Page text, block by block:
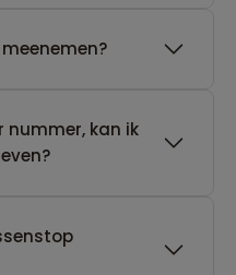
nummer, kan ik